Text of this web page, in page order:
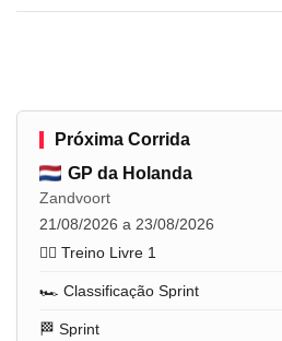
Próxima Corrida
GP da Holanda
Zandvoort
21/08/2026 a 23/08/2026
🏋️‍♂️ Treino Livre 1
🏎️ Classificação Sprint
🏁 Sprint